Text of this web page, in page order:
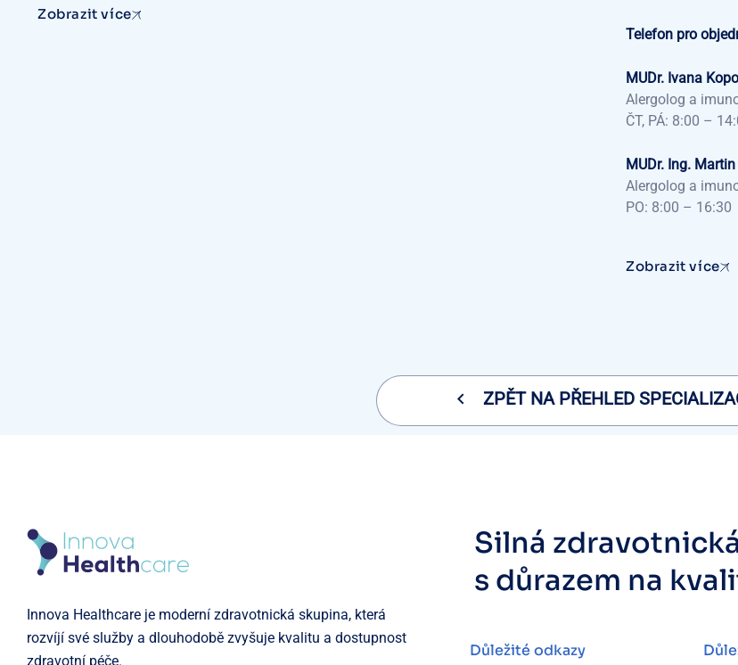
Zobrazit více
Telefon pro
MUDr. Ivana
Alergolog a
ČT, PÁ: 8:00 –
MUDr. Ing.
Alergolog a
PO: 8:00 – 16:30
Zobrazit více
ZPĚT NA PŘEHLED
Silná
s důrazem na
Innova Healthcare je moderní zdravotnická skupina, která
rozvíjí své služby a dlouhodobě zvyšuje kvalitu a dostupnost
zdravotní péče.
Důležité odkazy